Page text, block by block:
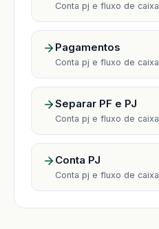
Conta pj e fluxo de caixa
Pagamentos
Conta pj e fluxo de caixa
Separar PF e PJ
Conta pj e fluxo de caixa
Conta PJ
Conta pj e fluxo de caixa